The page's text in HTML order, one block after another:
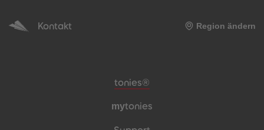
Kontakt Region ändern
Meta-Navigation Footer
tonies®
mytonies